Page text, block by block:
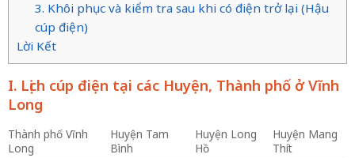
3. Khôi phục và kiểm tra sau khi có điện trở lại (Hậu
cúp điện)
Lời Kết
I. Lịch cúp điện tại các Huyện, Thành phố ở Vĩnh
Long
Thành phố Vĩnh
Long
Huyện Tam
Bình
Huyện Long
Hồ
Huyện Mang
Thít